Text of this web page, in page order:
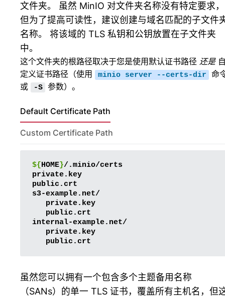
文件夹。 虽然 MinIO 对文件夹名称没有特定要求，
但为了提高可读性，建议创建与域名匹配的子文件
名称。 将该域的 TLS 私钥和公钥放置在子文件夹
中。
这个文件夹的根路径取决于您是使用默认证书路径 还是
定义证书路径（使用
minio server --certs-dir
命
或
-S 参数）。
Default Certificate Path
${HOME}/.minio/certs
private.key
public.crt
public.crt
Custom Certificate Path
虽然您可以拥有一个包含多个主题备用名称
（SANs）的单一 TLS 证书，覆盖所有主机名，但